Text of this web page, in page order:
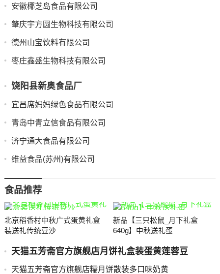
安徽椰芝岛食品有限公司
肇庆宇方圆生物科技有限公司
德州山宝饮料有限公司
枣庄鑫盛生物科技有限公司
饶阳县新奥食品厂
宜昌席妈妈绿色食品有限公司
青岛中青立信食品有限公司
济宁通大食品有限公司
维益食品(苏州)有限公司
食品推荐
北京稻香村中秋广式蛋黄礼盒
装送礼传统豆沙
新品【三只松鼠_月下礼盒
640g】中秋送礼蛋
天猫五芳斋官方旗舰店月饼礼盒装蛋黄莲蓉豆
天猫五芳斋官方旗舰店糯月饼散装多口味奶黄